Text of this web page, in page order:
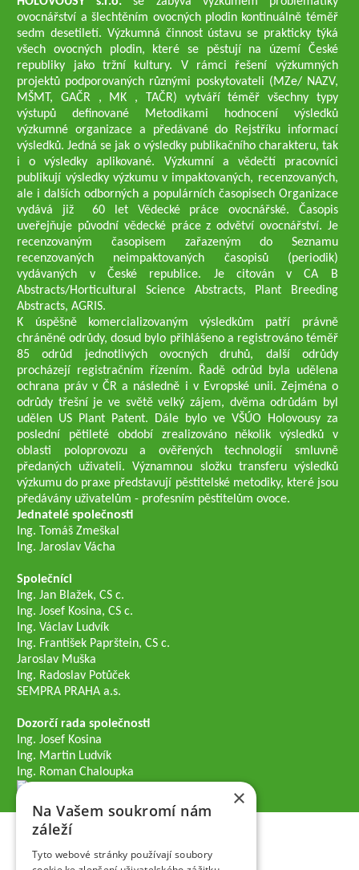
ovocnářství a šlechtěním ovocných plodin kontinuálně téměř
sedm desetiletí. Výzkumná činnost ústavu se prakticky týká
všech ovocných plodin, které se pěstují na území České
republiky jako tržní kultury. V rámci řešení výzkumných
projektů podporovaných různými poskytovateli (MZe/ NAZV,
MŠMT, GAČR , MK , TAČR) vytváří téměř všechny typy
výstupů definované Metodikami hodnocení výsledků
výzkumné organizace a předávané do Rejstříku informací
výsledků. Jedná se jak o výsledky publikačního charakteru, tak
i o výsledky aplikované. Výzkumní a vědečtí pracovníci
publikují výsledky výzkumu v impaktovaných, recenzovaných,
ale i dalších odborných a populárních časopisech Organizace
vydává již 60 let Vědecké práce ovocnářské. Časopis
uveřejňuje původní vědecké práce z odvětví ovocnářství. Je
recenzovaným časopisem zařazeným do Seznamu
recenzovaných neimpaktovaných časopisů (periodik)
vydávaných v České republice. Je citován v CA B
Abstracts/Horticultural Science Abstracts, Plant Breeding
Abstracts, AGRIS.
K úspěšně komercializovaným výsledkům patří právně
chráněné odrůdy, dosud bylo přihlášeno a registrováno téměř
85 odrůd jednotlivých ovocných druhů, další odrůdy
procházejí registračním řízením. Řadě odrůd byla udělena
ochrana práv v ČR a následně i v Evropské unii. Zejména o
odrůdy třešní je ve světě velký zájem, dvěma odrůdám byl
udělen US Plant Patent. Dále bylo ve VŠÚO Holovousy za
poslední pětileté období zrealizováno několik výsledků v
oblasti poloprovozu a ověřených technologií smluvně
předaných uživateli. Významnou složku transferu výsledků
výzkumu do praxe představují pěstitelské metodiky, které jsou
předávány uživatelům - profesním pěstitelům ovoce.
Jednatelé společnosti
Ing. Tomáš Zmeškal
Ing. Jaroslav Vácha
Společníci
Ing. Jan Blažek, CS c.
Ing. Josef Kosina, CS c.
Ing. Václav Ludvík
Ing. František Paprštein, CS c.
Jaroslav Muška
Ing. Radoslav Potůček
SEMPRA PRAHA a.s.
Dozorčí rada společnosti
Ing. Josef Kosina
Ing. Martin Ludvík
Ing. Roman Chaloupka
×
Na Vašem soukromí nám
záleží
Tyto webové stránky používají soubory